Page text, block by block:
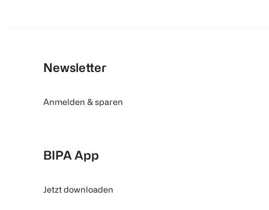
Newsletter
Anmelden & sparen
BIPA App
Jetzt downloaden